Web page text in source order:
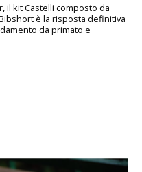
il kit Castelli composto da
è la risposta definitiva
da primato e